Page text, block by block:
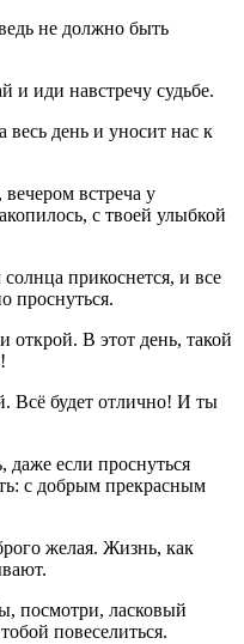
не должно быть
и иди навстречу судьбе.
весь день и уносит нас к
встреча у
с твоей улыбкой
прикоснется, и все
проснуться.
В этот день, такой
Всё будет отлично! И ты
даже если проснуться
с добрым прекрасным
желая. Жизнь, как
посмотри, ласковый
повеселиться.